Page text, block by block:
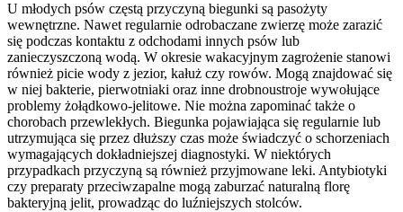
U młodych psów częstą przyczyną biegunki są pasożyty
wewnętrzne. Nawet regularnie odrobaczane zwierzę może zarazić
się podczas kontaktu z odchodami innych psów lub
zanieczyszczoną wodą. W okresie wakacyjnym zagrożenie stanowi
również picie wody z jezior, kałuż czy rowów. Mogą znajdować się
w niej bakterie, pierwotniaki oraz inne drobnoustroje wywołujące
problemy żołądkowo-jelitowe. Nie można zapominać także o
chorobach przewlekłych. Biegunka pojawiająca się regularnie lub
utrzymująca się przez dłuższy czas może świadczyć o schorzeniach
wymagających dokładniejszej diagnostyki. W niektórych
przypadkach przyczyną są również przyjmowane leki. Antybiotyki
czy preparaty przeciwzapalne mogą zaburzać naturalną florę
bakteryjną jelit, prowadząc do luźniejszych stolców.